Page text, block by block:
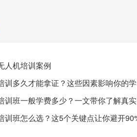
人机培训案例
训多久才能拿证？这些因素影响你的
训班怎么选？这5个关键点让你避开